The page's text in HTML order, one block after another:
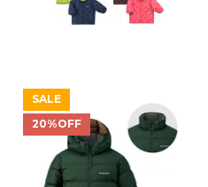
SALE
20%OFF